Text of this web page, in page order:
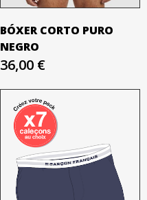
BÓXER CORTO PURO
NEGRO
36,00 €